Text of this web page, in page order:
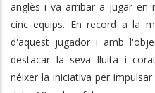
anglès i va arribar a jugar en
cinc equips. En record a la
d'aquest jugador i amb
destacar la seva lluita i
néixer la iniciativa per